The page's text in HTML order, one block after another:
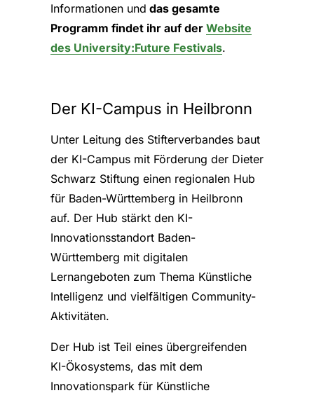
Informationen und das gesamte
Programm findet ihr auf der Website
des University:Future Festivals.
Der KI-Campus in Heilbronn
Unter Leitung des Stifterverbandes baut
der KI-Campus mit Förderung der Dieter
Schwarz Stiftung einen regionalen Hub
für Baden-Württemberg in Heilbronn
auf. Der Hub stärkt den KI-
Innovationsstandort Baden-
Württemberg mit digitalen
Lernangeboten zum Thema Künstliche
Intelligenz und vielfältigen Community-
Aktivitäten.
Der Hub ist Teil eines übergreifenden
KI-Ökosystems, das mit dem
Innovationspark für Künstliche